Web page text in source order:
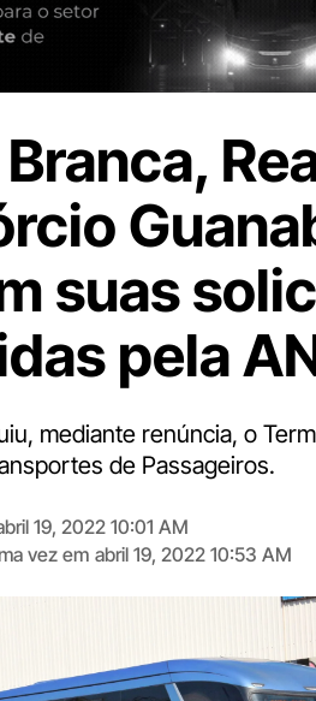
suas
pela
mediante renúncia, o
de Passageiros.
19, 2022 10:01 AM
vez em abril 19, 2022 10:53 AM